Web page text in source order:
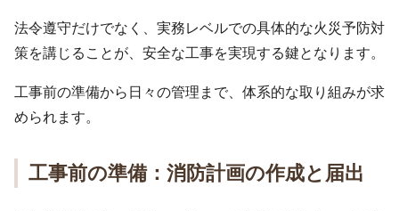
法令遵守だけでなく、実務レベルでの具体的な火災予防対
策を講じることが、安全な工事を実現する鍵となります。
工事前の準備から日々の管理まで、体系的な取り組みが求
められます。
工事前の準備：消防計画の作成と届出